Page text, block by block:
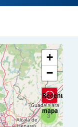
3
+
−
Recentrar
mapa